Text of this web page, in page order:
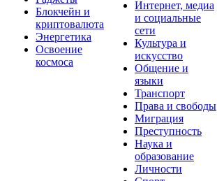
Блокчейн и
криптовалюта
Энергетика
Освоение
космоса
Интернет, медиа
и социальные
сети
Культура и
искусство
Общение и
языки
Транспорт
Права и свободы
Миграция
Преступность
Наука и
образование
Личности